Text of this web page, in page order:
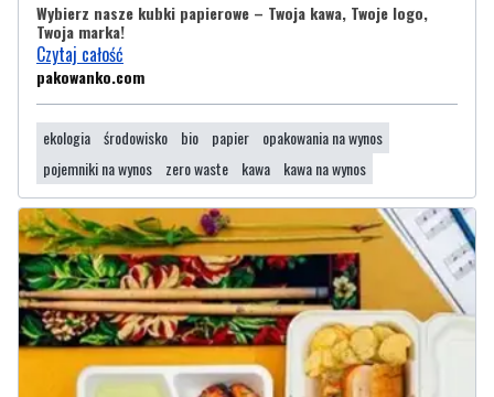
Wybierz nasze kubki papierowe – Twoja kawa, Twoje logo,
Twoja marka!
Czytaj całość
pakowanko.com
ekologia środowisko bio papier
opakowania na wynos
pojemniki na wynos
zero waste kawa kawa na wynos